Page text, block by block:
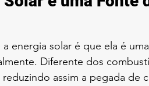
energia solar é que ela é
Diferente dos
assim a pegada de